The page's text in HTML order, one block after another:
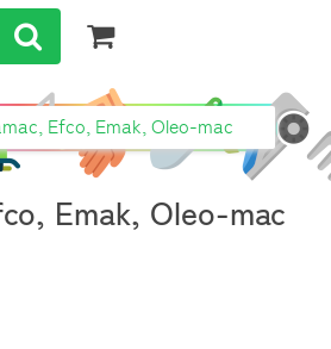
Efco, Emak, Oleo-mac
Emak, Oleo-mac